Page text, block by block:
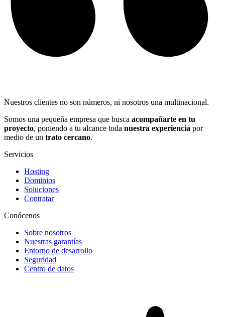
Nuestros clientes no son números, ni nosotros una multinacional.
Somos una pequeña empresa que busca acompañarte en tu
proyecto, poniendo a tu alcance toda nuestra experiencia por
medio de un trato cercano.
Servicios
Hosting
Dominios
Soluciones
Contratar
Conócenos
Sobre nosotros
Nuestras garantías
Entorno de desarrollo
Seguridad
Centro de datos